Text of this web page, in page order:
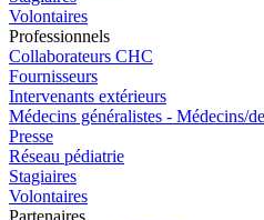
Volontaires
Professionnels
Collaborateurs CHC
Fournisseurs
Intervenants extérieurs
Médecins généralistes - Médecins/
Presse
Réseau pédiatrie
Stagiaires
Volontaires